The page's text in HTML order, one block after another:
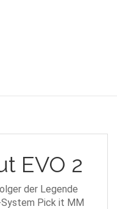
EVO 2
der Legende
Pick it MM